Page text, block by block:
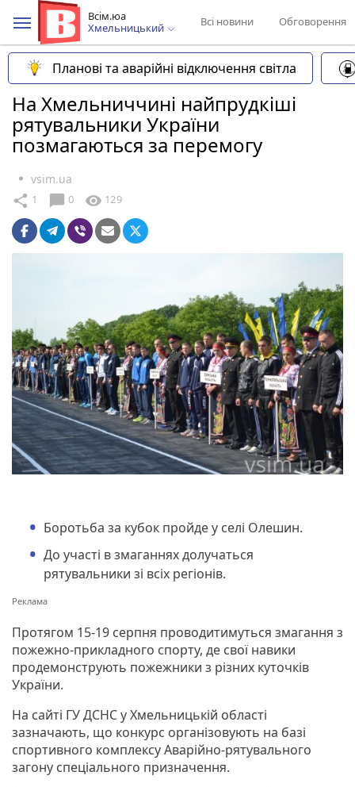
Всім.юа
Хмельницький
Всі новини Обговорення
Планові та аварійні відключення світла
На Хмельниччині найпрудкіші
рятувальники України
позмагаються за перемогу
vsim.ua
share 1 chat_bubble 0 visibility 129
Боротьба за кубок пройде у селі Олешин.
До участі в змаганнях долучаться
рятувальники зі всіх регіонів.
Протягом 15-19 серпня проводитимуться змагання з
пожежно-прикладного спорту, де свої навики
продемонструють пожежники з різних куточків
України.
На сайті ГУ ДСНС у Хмельницькій області
зазначають, що конкурс організовують на базі
спортивного комплексу Аварійно-рятувального
загону спеціального призначення.